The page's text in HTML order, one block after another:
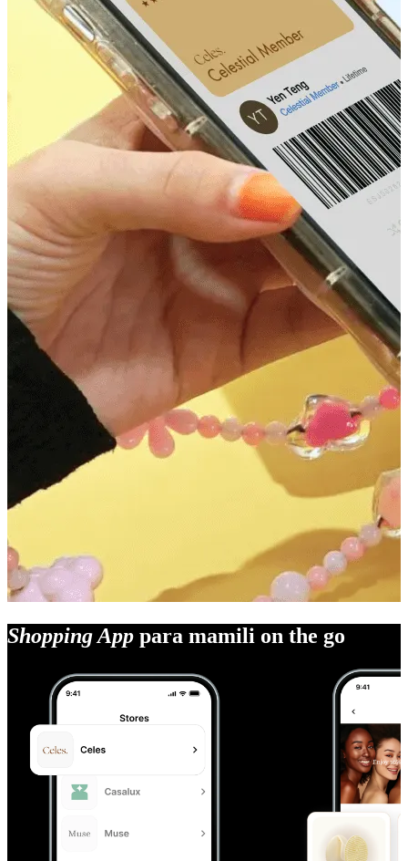
Shopping App para mamili on the go